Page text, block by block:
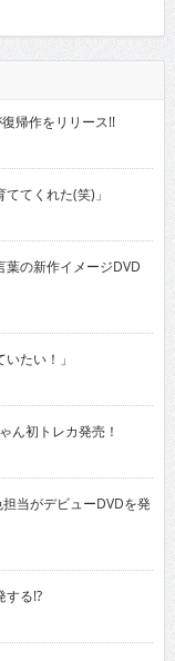
帰作をリリース!!
てくれた(笑)」
の新作イメージDVD
たい！」
ん初トレカ発売！
当がデビューDVDを発
する!?